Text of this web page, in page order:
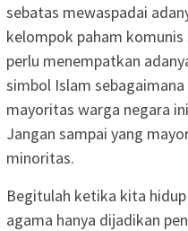
sebatas mewaspadai
kelompok paham
perlu menempatkan
simbol Islam
mayoritas warga negara
Jangan sampai yang
minoritas.
Begitulah ketika kita
agama hanya dijadikan